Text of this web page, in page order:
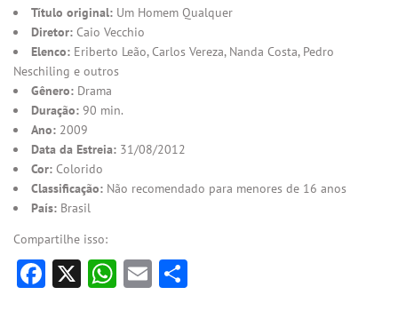
Título original: Um Homem Qualquer
Diretor: Caio Vecchio
Elenco: Eriberto Leão, Carlos Vereza, Nanda Costa, Pedro
Neschiling e outros
Gênero: Drama
Duração: 90 min.
Ano: 2009
Data da Estreia: 31/08/2012
Cor: Colorido
Classificação: Não recomendado para menores de 16 anos
País: Brasil
Compartilhe isso:
Facebook
X WhatsApp
Email